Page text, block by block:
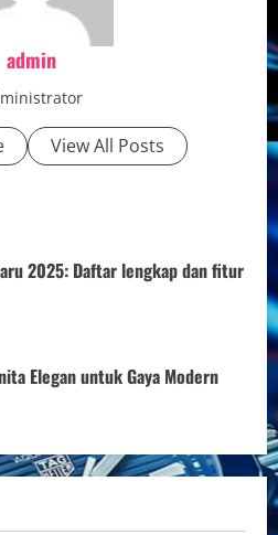
admin
View All Posts
2025: Daftar lengkap dan fitur
Elegan untuk Gaya Modern